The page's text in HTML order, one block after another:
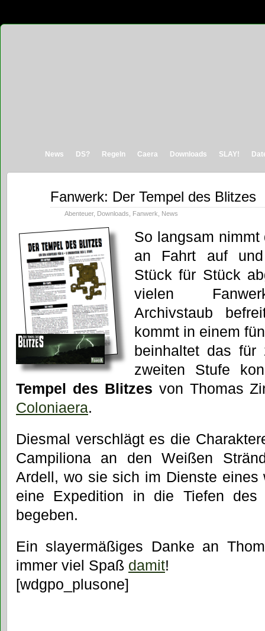
News DS? Regeln Caera Downloads SLAY!
Fanwerk: Der Tempel des Blitzes
Abenteuer, Downloads Fanwerk News
So langsam
an Fahrt auf
Stück für Stück
vielen
Archivstaub
kommt in einem
beinhaltet das
zweiten Stufe
Tempel des Blitzes von Thomas
Coloniaera.
Diesmal verschlägt es die
Campiliona an den Weißen
Ardell, wo sie sich im Dienste eines
eine Expedition in die Tiefen des
begeben.
Ein slayermäßiges Danke an
immer viel Spaß damit!
[wdgpo_plusone]